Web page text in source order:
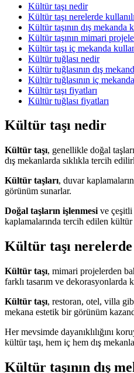
Kültür taşı nedir
Kültür taşı nerelerde
Kültür taşının dış mekanda
Kültür taşının mimari
Kültür taşı iç mekanda
Kültür tuğlası nedir
Kültür tuğlasının dış
Kültür tuğlasının iç
Kültür taşı fiyatları
Kültür tuğlası fiyatları
Kültür taşı nedir
Kültür taşı, genellikle doğal
dış mekanlarda sıklıkla tercih
Kültür taşları, duvar
görünüm sunarlar.
Doğal taşların işlenmesi ve çeşitli
kaplamalarında tercih edilen kültür
Kültür taşı
Kültür taşı, mimari projelerden
farklı tasarım ve dekorasyonlarda
Kültür taşı, restoran, otel, villa
mekana estetik bir görünüm
Her mevsimde dayanıklılığını
kültür taşı, hem iç hem dış
Kültür taşının dış